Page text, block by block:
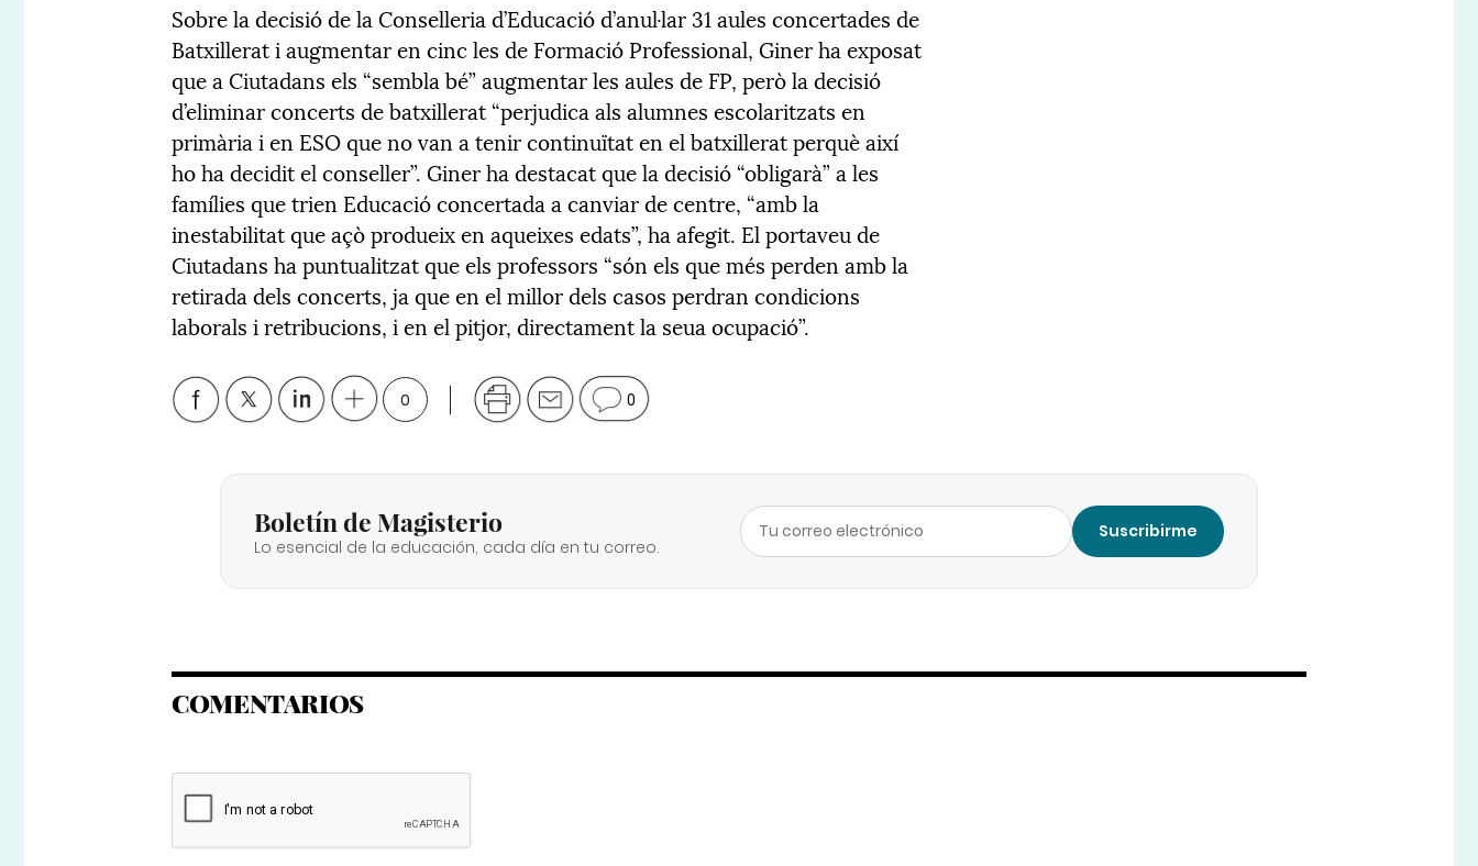
Sobre la decisió de la Conselleria d’Educació d’anul·lar 31 aules concertades de
Batxillerat i augmentar en cinc les de Formació Professional, Giner ha exposat
que a Ciutadans els “sembla bé” augmentar les aules de FP, però la decisió
d’eliminar concerts de batxillerat “perjudica als alumnes escolaritzats en
primària i en ESO que no van a tenir continuïtat en el batxillerat perquè així
ho ha decidit el conseller”. Giner ha destacat que la decisió “obligarà” a les
famílies que trien Educació concertada a canviar de centre, “amb la
inestabilitat que açò produeix en aqueixes edats”, ha afegit. El portaveu de
Ciutadans ha puntualitzat que els professors “són els que més perden amb la
retirada dels concerts, ja que en el millor dels casos perdran condicions
laborals i retribucions, i en el pitjor, directament la seua ocupació”.
0 0
Boletín de Magisterio
Lo esencial de la educación, cada día en tu correo.
Suscribirme
COMENTARIOS